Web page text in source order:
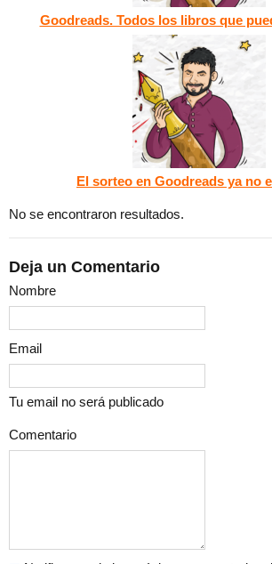
Goodreads. Todos los libros que
El sorteo en Goodreads ya no
No se encontraron resultados.
Deja un Comentario
Nombre
Email
Tu email no será publicado
Comentario